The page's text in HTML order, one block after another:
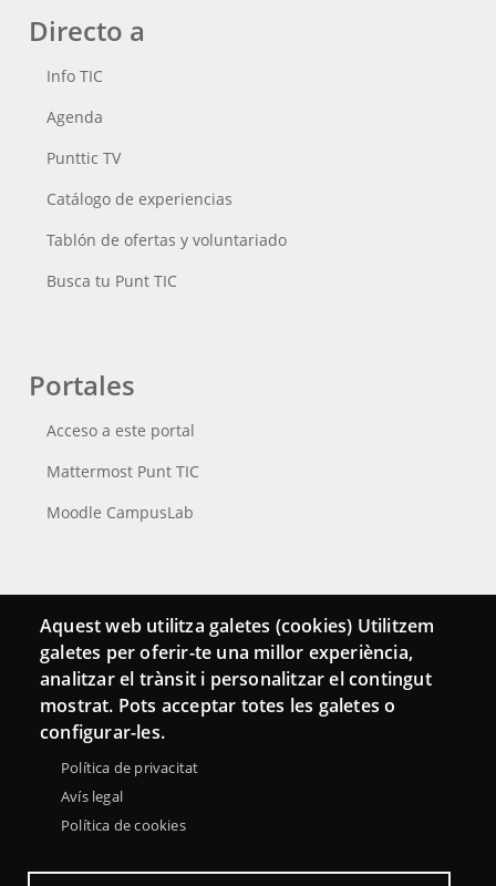
Directo a
Info TIC
Agenda
Punttic TV
Catálogo de experiencias
Tablón de ofertas y voluntariado
Busca tu Punt TIC
Portales
Acceso a este portal
Mattermost Punt TIC
Moodle CampusLab
Conecta
Contacto
Hemeroteca
Aquest web utilitza galetes (cookies) Utilitzem
galetes per oferir-te una millor experiència,
analitzar el trànsit i personalitzar el contingut
mostrat. Pots acceptar totes les galetes o
configurar-les.
Política de privacitat
Avís legal
Política de cookies